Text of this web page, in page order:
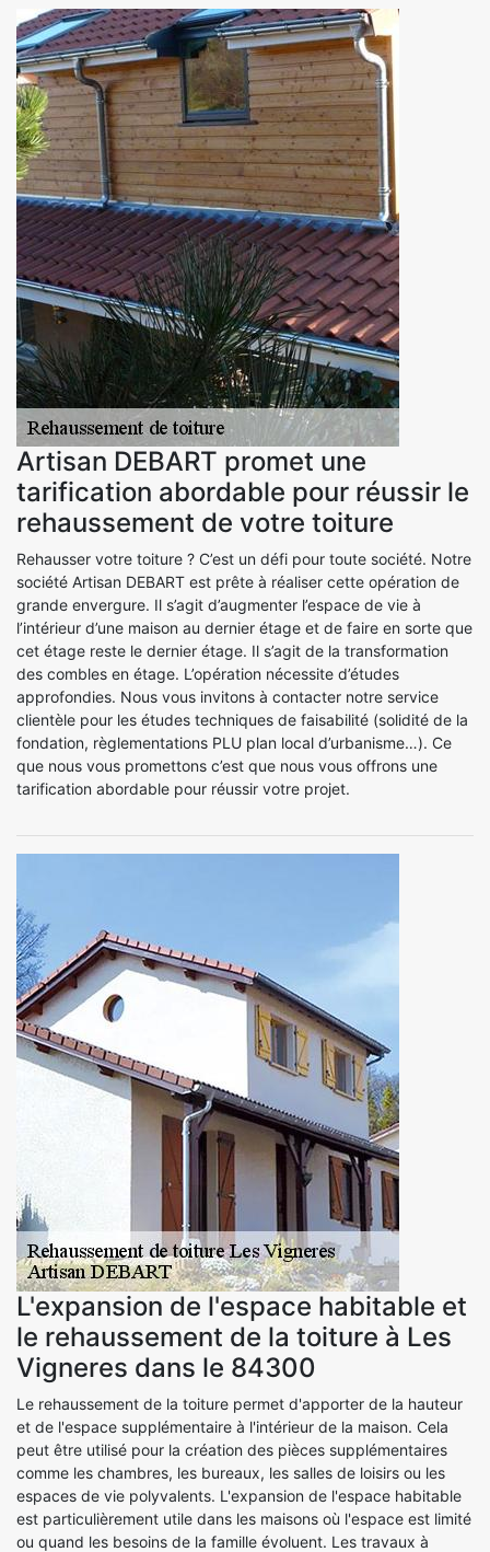
Artisan DEBART promet une
tarification abordable pour réussir le
rehaussement de votre toiture
Rehausser votre toiture ? C’est un défi pour toute société. Notre
société Artisan DEBART est prête à réaliser cette opération de
grande envergure. Il s’agit d’augmenter l’espace de vie à
l’intérieur d’une maison au dernier étage et de faire en sorte que
cet étage reste le dernier étage. Il s’agit de la transformation
des combles en étage. L’opération nécessite d’études
approfondies. Nous vous invitons à contacter notre service
clientèle pour les études techniques de faisabilité (solidité de la
fondation, règlementations PLU plan local d’urbanisme…). Ce
que nous vous promettons c’est que nous vous offrons une
tarification abordable pour réussir votre projet.
L'expansion de l'espace habitable et
le rehaussement de la toiture à Les
Vigneres dans le 84300
Le rehaussement de la toiture permet d'apporter de la hauteur
et de l'espace supplémentaire à l'intérieur de la maison. Cela
peut être utilisé pour la création des pièces supplémentaires
comme les chambres, les bureaux, les salles de loisirs ou les
espaces de vie polyvalents. L'expansion de l'espace habitable
est particulièrement utile dans les maisons où l'espace est limité
ou quand les besoins de la famille évoluent. Les travaux à